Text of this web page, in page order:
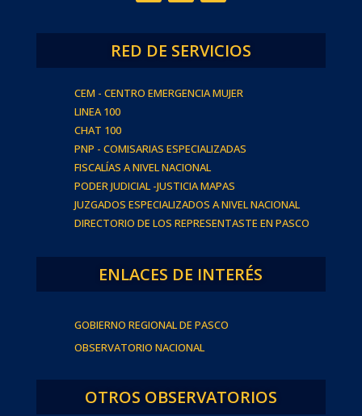
RED DE SERVICIOS
CEM - CENTRO EMERGENCIA MUJER
LINEA 100
CHAT 100
PNP - COMISARIAS ESPECIALIZADAS
FISCALÍAS A NIVEL NACIONAL
PODER JUDICIAL -JUSTICIA MAPAS
JUZGADOS ESPECIALIZADOS A NIVEL NACIONAL
DIRECTORIO DE LOS REPRESENTASTE EN PASCO
ENLACES DE INTERÉS
GOBIERNO REGIONAL DE PASCO
OBSERVATORIO NACIONAL
OTROS OBSERVATORIOS